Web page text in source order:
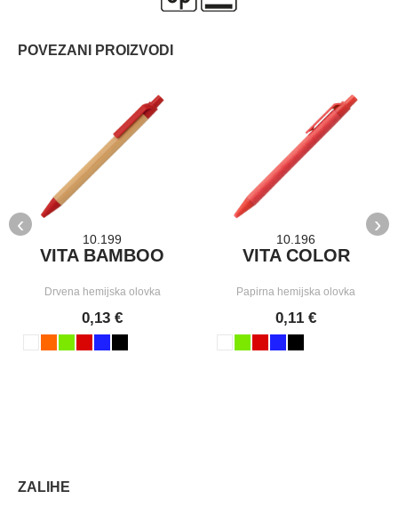
POVEZANI PROIZVODI
10.199
VITA BAMBOO
Drvena hemijska olovka
0,13 €
10.196
VITA COLOR
Papirna hemijska olovka
0,11 €
‹ ›
ZALIHE